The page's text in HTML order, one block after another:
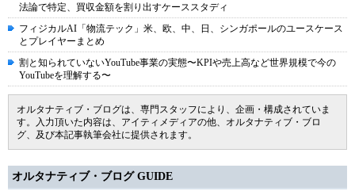
法論で特定、買収金額を割り出すケーススタディ
フィジカルAI「物流テック」米、欧、中、日、シンガポールのユースケース
とプレイヤーまとめ
割と知られていないYouTube事業の実態〜KPIや売上高など世界規模で今の
YouTubeを理解する〜
オルタナティブ・ブログは、専門スタッフにより、企画・構成されていま
す。入力頂いた内容は、アイティメディアの他、オルタナティブ・ブロ
グ、及び本記事執筆会社に提供されます。
オルタナティブ・ブログ GUIDE